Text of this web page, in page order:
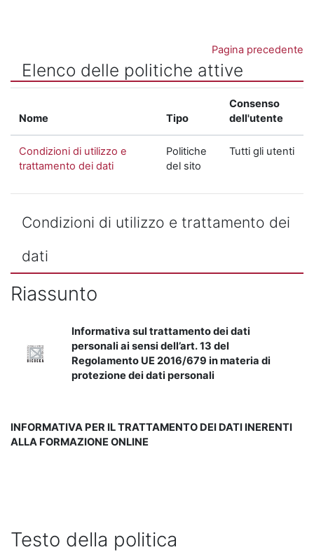
Pagina precedente
Elenco delle politiche attive
Nome Tipo
Consenso
dell'utente
Condizioni di utilizzo e
trattamento dei dati
Politiche
del sito
Tutti gli utenti
Condizioni di utilizzo e trattamento dei
dati
Riassunto
Informativa sul trattamento dei dati
personali ai sensi dell’art. 13 del
Regolamento UE 2016/679 in materia di
protezione dei dati personali
INFORMATIVA PER IL TRATTAMENTO DEI DATI INERENTI
ALLA FORMAZIONE ONLINE
Testo della politica